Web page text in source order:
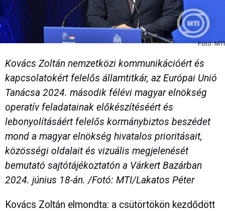
Fotó: MTI
Kovács Zoltán nemzetközi kommunikációért és
kapcsolatokért felelős államtitkár, az Európai Unió
Tanácsa 2024. második félévi magyar elnökség
operatív feladatainak előkészítéséért és
lebonyolításáért felelős kormánybiztos beszédet
mond a magyar elnökség hivatalos prioritásait,
közösségi oldalait és vizuális megjelenését
bemutató sajtótájékoztatón a Várkert Bazárban
2024. június 18-án. /Fotó: MTI/Lakatos Péter
Kovács Zoltán elmondta: a csütörtökön kezdődött